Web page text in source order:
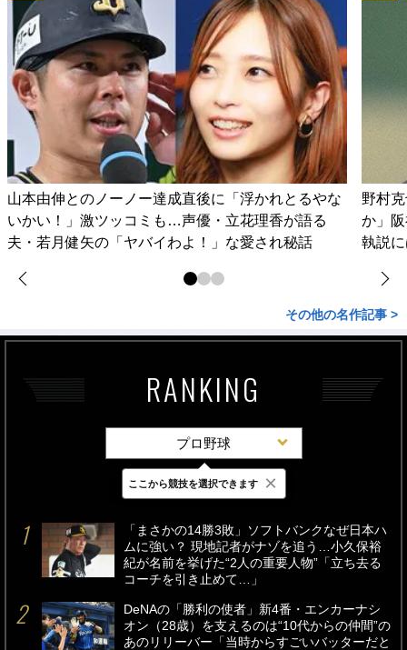
山本由伸とのノーノー達成直後に「浮かれとるやな
いかい！」激ツッコミも…声優・立花理香が語る
夫・若月健矢の「ヤバイわよ！」な愛され秘話
野村
か」
執説
その他の名作記事 >
RANKING
プロ野球
最新 24時間 週間
「まさかの14勝3敗」ソフトバンクなぜ日本ハ
ムに強い？ 現地記者がナゾを追う…小久保裕
紀が名前を挙げた“2人の重要人物”「立ち去る
コーチを引き止めて…」
DeNAの「勝利の使者」新4番・エンカーナシ
オン（28歳）を支えるのは“10代からの仲間”の
あのリリーバー「当時からすごいバッターだと
ここから競技を選択できます ×